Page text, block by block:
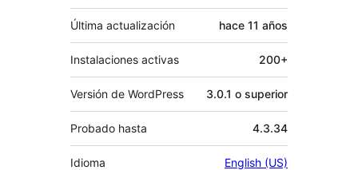
Última actualización hace 11 años
Instalaciones activas 200+
Versión de WordPress 3.0.1 o superior
Probado hasta 4.3.34
Idioma English (US)